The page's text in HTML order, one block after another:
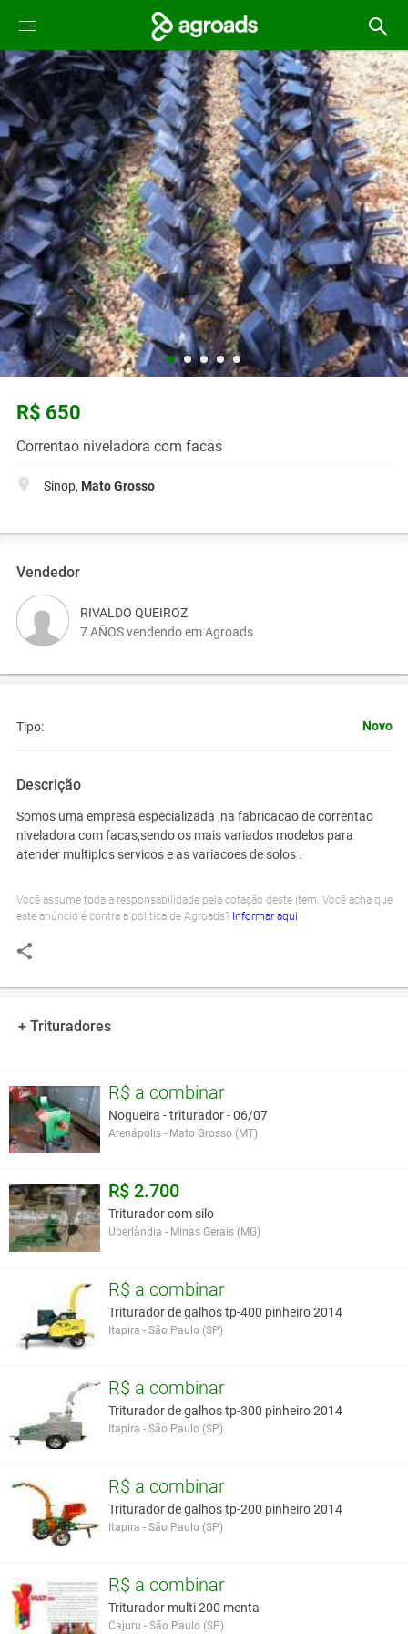
R$ 650
Correntao niveladora com facas
Sinop, Mato Grosso
Vendedor
RIVALDO QUEIROZ
7 AÑOS vendendo em Agroads
Tipo: Novo
Descrição
Somos uma empresa especializada ,na fabricacao de correntao
niveladora com facas,sendo os mais variados modelos para
atender multiplos servicos e as variacoes de solos .
Você assume toda a responsabilidade pela cotação deste item. Você acha que
este anúncio é contra a política de Agroads? Informar aqui
+ Trituradores
R$ a combinar
Nogueira - triturador - 06/07
Arenápolis - Mato Grosso (MT)
R$ 2.700
Triturador com silo
Uberlândia - Minas Gerais (MG)
R$ a combinar
Triturador de galhos tp-400 pinheiro 2014
Itapira - São Paulo (SP)
R$ a combinar
Triturador de galhos tp-300 pinheiro 2014
Itapira - São Paulo (SP)
R$ a combinar
Triturador de galhos tp-200 pinheiro 2014
Itapira - São Paulo (SP)
R$ a combinar
Triturador multi 200 menta
Cajuru - São Paulo (SP)